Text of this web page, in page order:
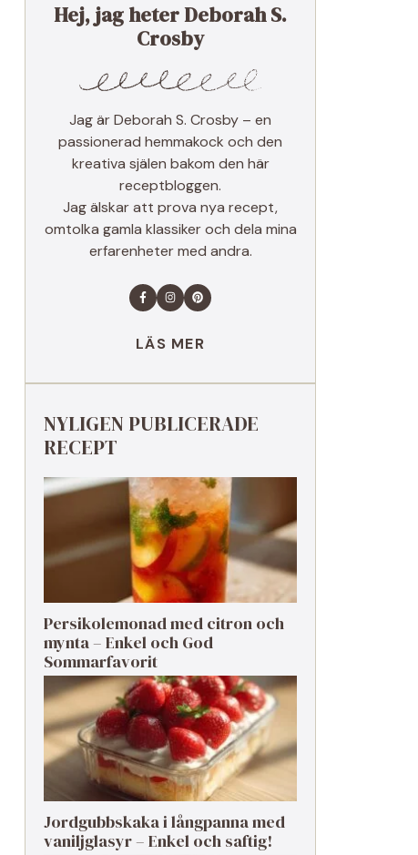
Hej, jag heter Deborah S.
Crosby
Jag är Deborah S. Crosby – en
passionerad hemmakock och den
kreativa själen bakom den här
receptbloggen.
Jag älskar att prova nya recept,
omtolka gamla klassiker och dela mina
erfarenheter med andra.
LÄS MER
NYLIGEN PUBLICERADE
RECEPT
Persikolemonad med citron och
mynta – Enkel och God
Sommarfavorit
Jordgubbskaka i långpanna med
vaniljglasyr – Enkel och saftig!